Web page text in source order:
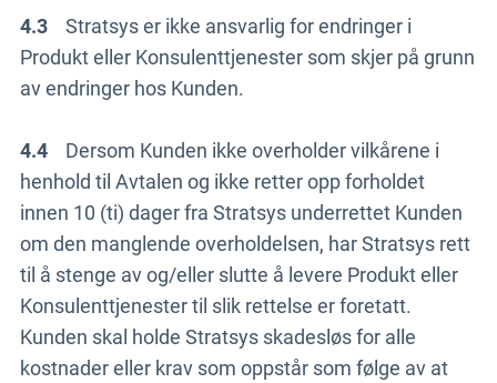
4.3
Stratsys er ikke ansvarlig for endringer i
Produkt eller Konsulenttjenester som skjer på grunn
av endringer hos Kunden.
4.4Dersom Kunden ikke overholder vilkårene i
henhold til Avtalen og ikke retter opp forholdet
innen 10 (ti) dager fra Stratsys underrettet Kunden
om den manglende overholdelsen, har Stratsys rett
til å stenge av og/eller slutte å levere Produkt eller
Konsulenttjenester til slik rettelse er foretatt.
Kunden skal holde Stratsys skadesløs for alle
kostnader eller krav som oppstår som følge av at